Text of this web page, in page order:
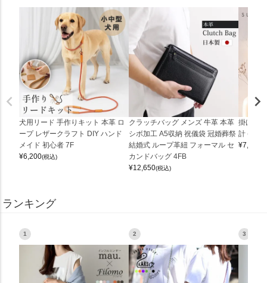
犬用リード 手作りキット 本革 ロ
ープ レザークラフト DIY ハンド
メイド 初心者 7F
¥6,200(税込)
クラッチバッグ メンズ 牛革 本革
シボ加工 A5収納 祝儀袋 冠婚葬祭
結婚式 ループ革紐 フォーマル セ
カンドバッグ 4FB
¥12,650(税込)
掛け時
計
¥7,150
ランキング
1 2 3